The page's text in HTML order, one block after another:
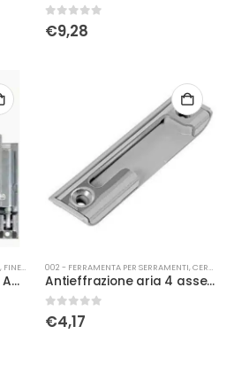
0Su 5
€9,28
, FINESTRE
Angolo supporto inf. dx A4 B15
002 - FERRAMENTA PER SERRAMENTI,CERNIERE E ACCESSORI
Antieffrazione aria 4 asse 9
0Su 5
€4,17